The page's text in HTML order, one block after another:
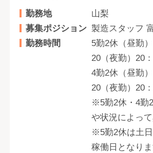
勤務地
山梨
募集ポジション 製造スタッフ
勤務時間
5勤2休（昼勤
20（夜勤）20
4勤2休（昼勤
20（夜勤）20
※5勤2休・4勤
や状況によって
※5勤2休は土
稼働日となりま